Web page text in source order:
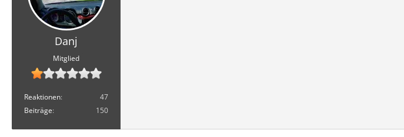
Danj
Mitglied
Reaktionen
47
Beiträge
150